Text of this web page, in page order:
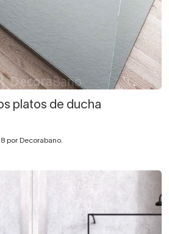
platos de ducha
por Decorabano.